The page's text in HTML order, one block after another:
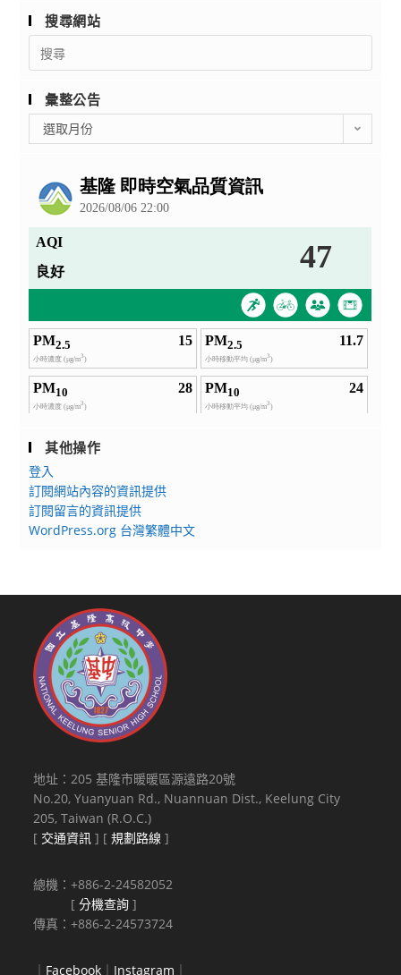
搜尋網站
Search
for:
彙整公告
整
選取月份
其他操作
登入
訂閱網站內容的資訊提供
訂閱留言的資訊提供
WordPress.org 台灣繁體中文
地址：205 基隆市暖暖區源遠路20號
No.20, Yuanyuan Rd., Nuannuan Dist., Keelung City
205, Taiwan (R.O.C.)
[ 交通資訊 ] [規劃路線 ]
總機：+886-2-24582052
[分機查詢 ]
傳真：+886-2-24573724
｜ Facebook ｜ Instagram ｜